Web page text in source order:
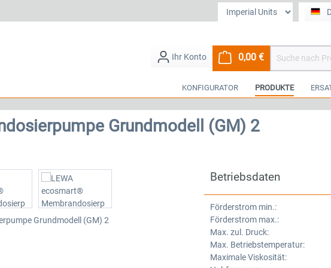
0,00 €Warenkorb
KONFIGURATOR PRODUKTE
Grundmodell (GM) 2
Betriebsdaten
Förderstrom min.:
Förderstrom max.:
Max. zul. Druck:
Max. Betriebstemperatur:
Maximale Viskosität: